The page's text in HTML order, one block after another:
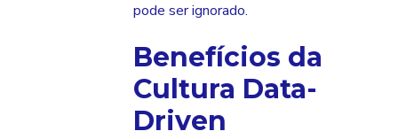
pode ser ignorado.
Benefícios da
Cultura Data-
Driven